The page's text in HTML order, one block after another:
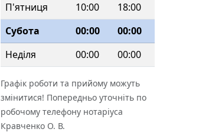
П'ятниця
10:00
18:00
Субота
00:00
00:00
Неділя
00:00 00:00
Графік роботи та прийому можуть
змінитися! Попередньо уточніть по
робочому телефону нотаріуса
Кравченко О. В.